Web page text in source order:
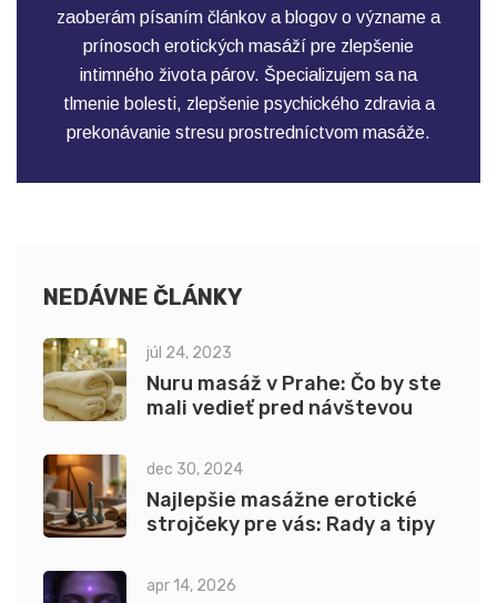
zaoberám písaním článkov a blogov o význame a
prínosoch erotických masáží pre zlepšenie
intimného života párov. Špecializujem sa na
tlmenie bolesti, zlepšenie psychického zdravia a
prekonávanie stresu prostredníctvom masáže.
NEDÁVNE ČLÁNKY
júl 24, 2023
Nuru masáž v Prahe: Čo by ste
mali vedieť pred návštevou
dec 30, 2024
Najlepšie masážne erotické
strojčeky pre vás: Rady a tipy
apr 14, 2026